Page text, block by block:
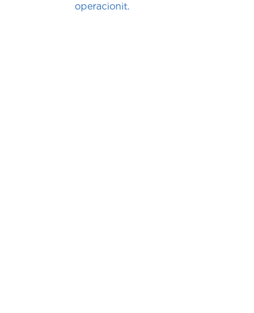
operacionit.